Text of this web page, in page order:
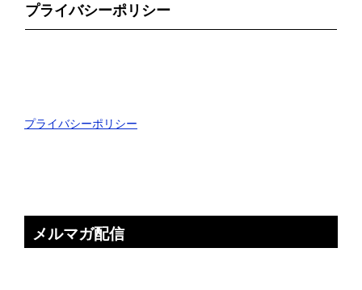
プライバシーポリシー
プライバシーポリシー
メルマガ配信